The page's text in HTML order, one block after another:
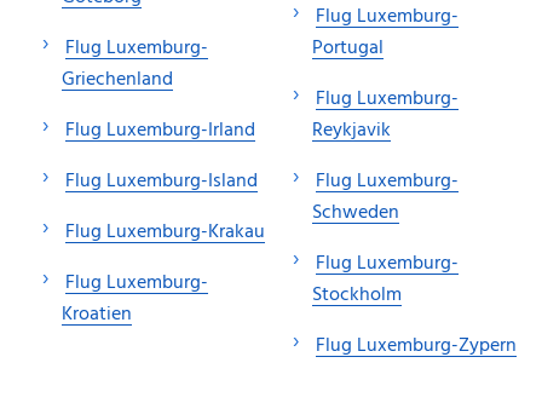
Flug Luxemburg-
Griechenland
Flug Luxemburg-Irland
Flug Luxemburg-Island
Flug Luxemburg-Krakau
Flug Luxemburg-
Kroatien
Flug Luxemburg-
Portugal
Flug Luxemburg-
Reykjavik
Flug Luxemburg-
Schweden
Flug Luxemburg-
Stockholm
Flug Luxemburg-Zypern